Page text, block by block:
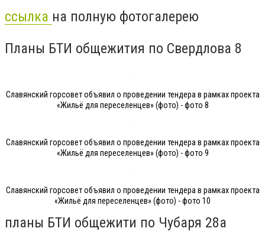
ссылка на полную фотогалерею
Планы БТИ общежития по Свердлова 8
Славянский горсовет объявил о проведении тендера в рамках проекта
«Жильё для переселенцев» (фото) - фото 8
Славянский горсовет объявил о проведении тендера в рамках проекта
«Жильё для переселенцев» (фото) - фото 9
Славянский горсовет объявил о проведении тендера в рамках проекта
«Жильё для переселенцев» (фото) - фото 10
планы БТИ общежити по Чубаря 28а